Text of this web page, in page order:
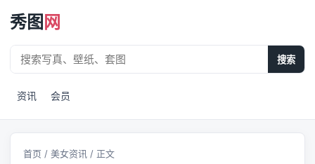
秀图 网
搜索
资讯 会员
首页 / 美女资讯 / 正文